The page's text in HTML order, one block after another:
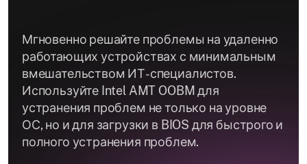
Мгновенно решайте проблемы на удаленно
работающих устройствах с минимальным
вмешательством ИТ-специалистов.
Используйте Intel AMT OOBM для
устранения проблем не только на уровне
ОС, но и для загрузки в BIOS для быстрого и
полного устранения проблем.